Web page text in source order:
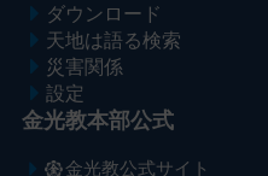
ダウンロード
天地は語る検索
災害関係
設定
金光教本部公式
金光教公式サイト